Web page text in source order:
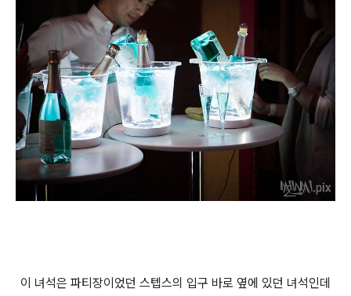
이 녀석은 파티장이었던 스텝스의 입구 바로 옆에 있던 녀석인데